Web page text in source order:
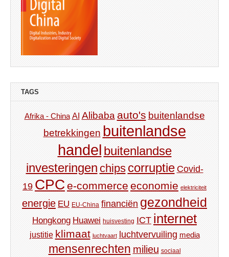
TAGS
Afrika - China AI Alibaba auto's buitenlandse
betrekkingen buitenlandse
handel buitenlandse
investeringen chips corruptie Covid-
19 CPC e-commerce economie elektriciteit
energie EU EU-China financiën gezondheid
Hongkong Huawei huisvesting ICT internet
justitie klimaat luchtvaart luchtvervuiling media
mensenrechten milieu sociaal